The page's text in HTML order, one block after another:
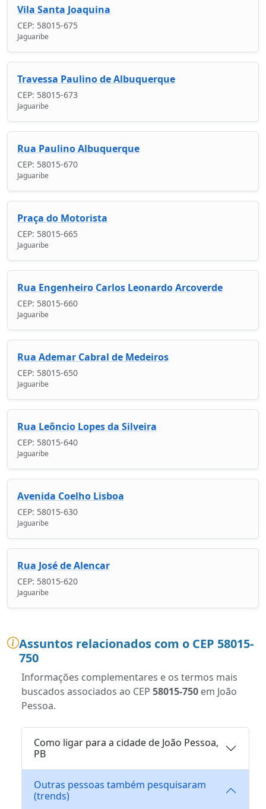
Vila Santa Joaquina
CEP: 58015-675
Jaguaribe
Travessa Paulino de Albuquerque
CEP: 58015-673
Jaguaribe
Rua Paulino Albuquerque
CEP: 58015-670
Jaguaribe
Praça do Motorista
CEP: 58015-665
Jaguaribe
Rua Engenheiro Carlos Leonardo Arcoverde
CEP: 58015-660
Jaguaribe
Rua Ademar Cabral de Medeiros
CEP: 58015-650
Jaguaribe
Rua Leôncio Lopes da Silveira
CEP: 58015-640
Jaguaribe
Avenida Coelho Lisboa
CEP: 58015-630
Jaguaribe
Rua José de Alencar
CEP: 58015-620
Jaguaribe
Assuntos relacionados com o CEP 58015-
750
Informações complementares e os termos mais
buscados associados ao CEP 58015-750 em João
Pessoa.
Como ligar para a cidade de João Pessoa,
PB
Outras pessoas também pesquisaram
(trends)